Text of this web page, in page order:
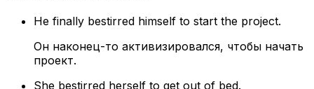
He finally bestirred himself to start the project.
Он наконец-то активизировался, чтобы начать
проект.
She bestirred herself to get out of bed.